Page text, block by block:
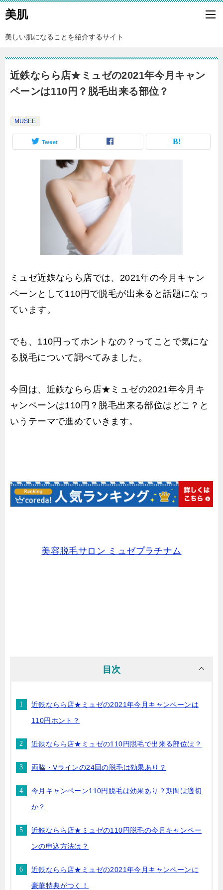
美肌
美しい肌になることを紹介するサイト
近鉄ならら店★ミュゼの2021年今月キャン
ペーンは110円？脱毛出来る部位？
MUSEE
Tweet
ミュゼ近鉄ならら店では、2021年の今月キャン
ペーンとして110円で脱毛が出来ると話題になっ
ています。
でも、110円ってホントなの？ってことで気にな
る脱毛について調べてみました。
今回は、近鉄ならら店★ミュゼの2021年今月キ
ャンペーンは110円？脱毛出来る部位はどこ？と
いうテーマで進めていきます。
美容脱毛サロン ミュゼプラチナム
目次
近鉄ならら店★ミュゼの2021年今月キャンペーンは
110円ホント？
近鉄ならら店★ミュゼの110円脱毛で出来る部位は？
両脇・Vラインの24回の脱毛は効果あり？
今月キャンペーン110円脱毛は効果あり？期間は適切
か？
近鉄ならら店★ミュゼの110円脱毛の今月キャンペー
ンの申込方法は？
近鉄ならら店★ミュゼの2021年今月キャンペーンに
豪華特典がつく！